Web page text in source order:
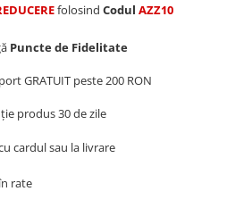
folosind Codul AZZ10
Puncte de Fidelitate
GRATUIT peste 200 RON
produs 30 de zile
cardul sau la livrare
rate